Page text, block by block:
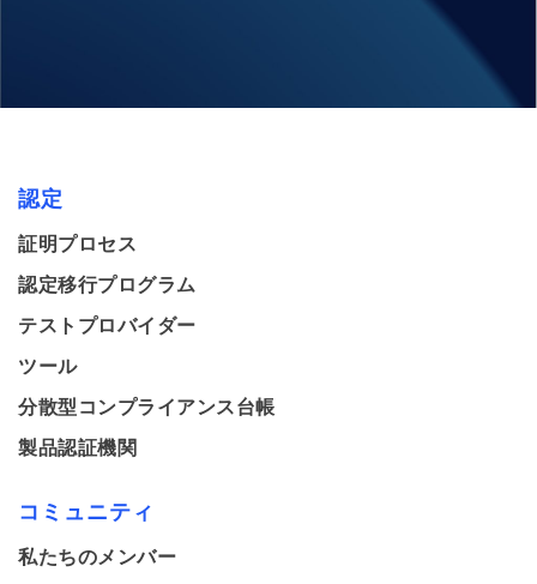
認定
証明プロセス
認定移行プログラム
テストプロバイダー
ツール
分散型コンプライアンス台帳
製品認証機関
コミュニティ
私たちのメンバー